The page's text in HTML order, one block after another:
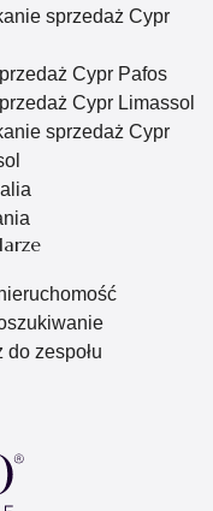
sprzedaż Cypr
Cypr Pafos
Cypr Limassol
sprzedaż Cypr
do zespołu